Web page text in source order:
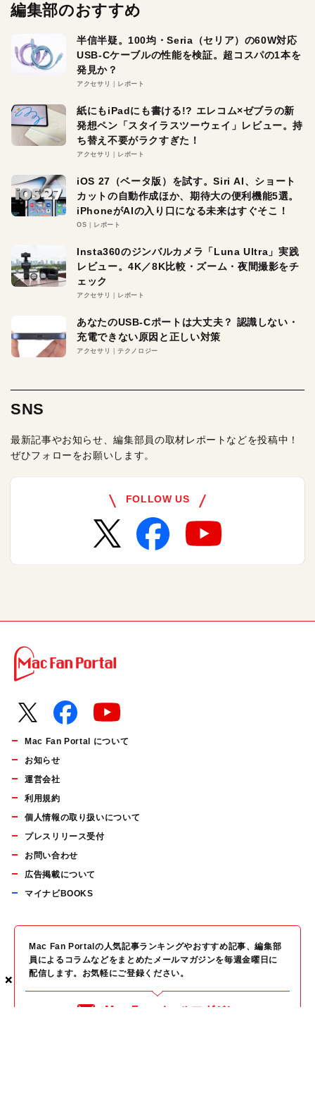
×
×
×
編集部のおすすめ
半信半疑。100均・Seria（セリア）の60W対応
USB-Cケーブルの性能を検証。超コスパの1本を
発見か？
アクセサリ レポート
紙にもiPadにも書ける!? エレコム×ゼブラの新
発想ペン「スタイラスツーウェイ」レビュー。持
ち替え不要がラクすぎた！
アクセサリ レポート
iOS 27（ベータ版）を試す。Siri AI、ショート
カットの自動作成ほか、期待大の便利機能5選。
iPhoneがAIの入り口になる未来はすぐそこ！
OS レポート
Insta360のジンバルカメラ「Luna Ultra」実践
レビュー。4K／8K比較・ズーム・夜間撮影をチ
ェック
アクセサリ レポート
あなたのUSB-Cポートは大丈夫？ 認識しない・
充電できない原因と正しい対策
アクセサリ テクノロジー
SNS
最新記事やお知らせ、編集部員の取材レポートなどを投稿中！
ぜひフォローをお願いします。
FOLLOW US
Mac Fan Portal について
お知らせ
運営会社
利用規約
個人情報の取り扱いについて
プレスリリース受付
お問い合わせ
広告掲載について
マイナビBOOKS
Mac Fan Portalの人気記事ランキングやおすすめ記事、編集部
員によるコラムなどをまとめたメールマガジンを毎週金曜日に
配信します。お気軽にご登録ください。
Mac Fan メールマガジン